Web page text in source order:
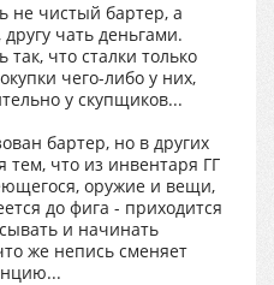
не чистый бартер, а
чать деньгами.
что сталки только
чего-либо у них,
у скупщиков...
бартер, но в других
тем, что из инвентаря ГГ
оружие и вещи,
до фига - приходится
и начинать
же непись сменяет